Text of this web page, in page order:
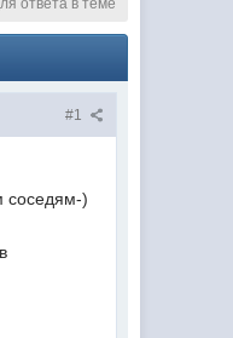
ответа в теме
#1
соседям-)